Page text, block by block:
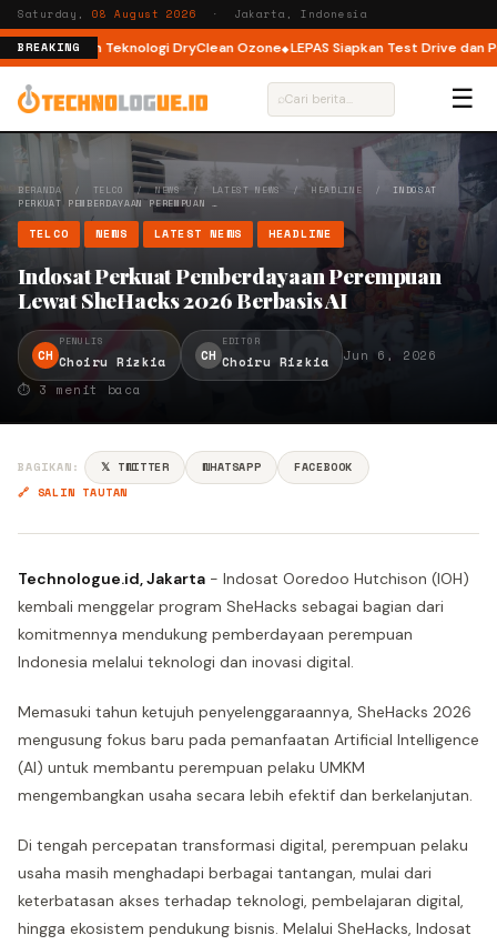
Saturday,08 August 2026 · Jakarta, Indonesia
BREAKING
dengan Teknologi DryClean Ozone LEPAS Siapkan Test Drive dan
⌕ ☰
BERANDA/ TELCO /NEWS/ LATEST NEWS /HEADLINE / INDOSAT
PERKUAT PEMBERDAYAAN PEREMPUAN …
TELCO NEWS LATEST NEWS HEADLINE
Indosat Perkuat Pemberdayaan Perempuan
Lewat SheHacks 2026 Berbasis AI
CH
PENULIS
Choiru Rizkia CH
EDITOR
Choiru Rizkia
Jun 6, 2026
⏱ 3 menit baca
BAGIKAN: 𝕏 TWITTER WHATSAPP
FACEBOOK
🔗 SALIN TAUTAN
Technologue.id, Jakarta - Indosat Ooredoo Hutchison (IOH)
kembali menggelar program SheHacks sebagai bagian dari
komitmennya mendukung pemberdayaan perempuan
Indonesia melalui teknologi dan inovasi digital.
Memasuki tahun ketujuh penyelenggaraannya, SheHacks 2026
mengusung fokus baru pada pemanfaatan Artificial Intelligence
(AI) untuk membantu perempuan pelaku UMKM
mengembangkan usaha secara lebih efektif dan berkelanjutan.
Di tengah percepatan transformasi digital, perempuan pelaku
usaha masih menghadapi berbagai tantangan, mulai dari
keterbatasan akses terhadap teknologi, pembelajaran digital,
hingga ekosistem pendukung bisnis. Melalui SheHacks, Indosat